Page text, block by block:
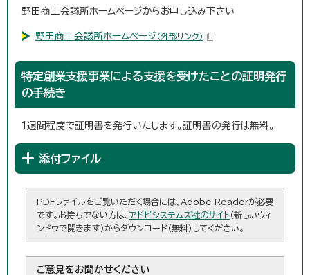
野田商工会議所ホームページからお申し込み下さい
野田商工会議所ホームページ （外部リンク）
特定創業支援事業による支援を受けたことの証明発行
の手続き
1週間程度で証明書を発行いたします。証明書の発行は無料。
添付ファイル
PDFファイルをご覧いただく場合には、Adobe Readerが必要
です。お持ちでない方は、 アドビシステムズ社のサイト（新しいウィ
ンドウで開きます）からダウンロード（無料）してください。
ご意見をお聞かせください